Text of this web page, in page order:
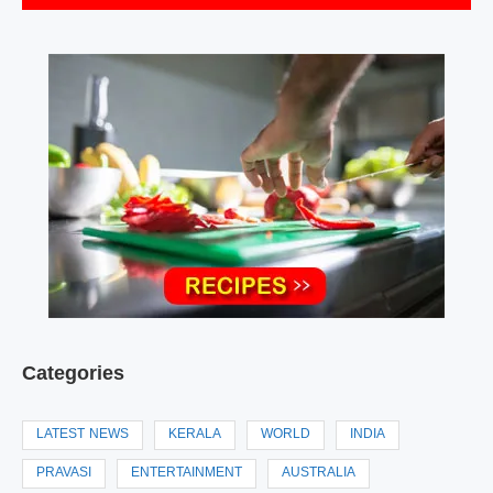
Categories
LATEST NEWS KERALA WORLD INDIA
PRAVASI ENTERTAINMENT AUSTRALIA